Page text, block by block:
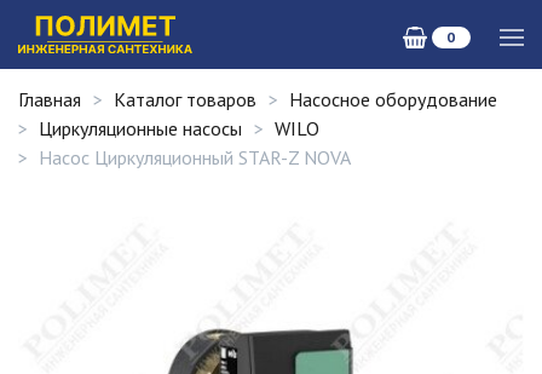
0
Главная Каталог товаров
Насосное оборудование
Циркуляционные насосы
WILO
Насос Циркуляционный STAR-Z NOVA